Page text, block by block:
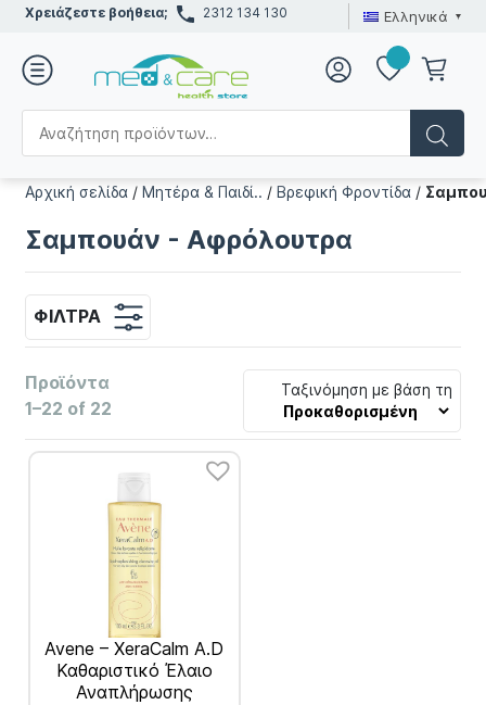
Χρειάζεστε βοήθεια; 2312 134 130 Ελληνικά
Αρχική σελίδα /Μητέρα & Παιδί.. /Βρεφική Φροντίδα /
Σαμπουάν - Αφρόλουτρα
ΦΊΛΤΡΑ
Προϊόντα
1–22 of 22
Ταξινόμηση με βάση τη
Avene – XeraCalm A.D
Καθαριστικό Έλαιο
Αναπλήρωσης